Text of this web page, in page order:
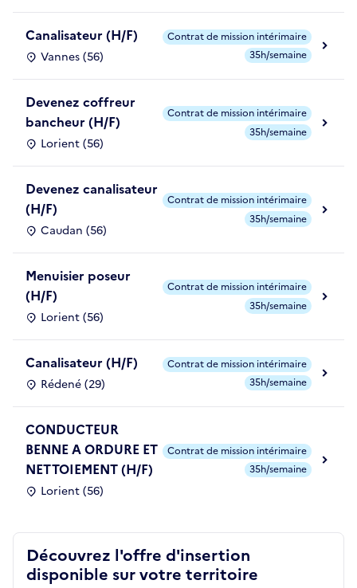
Canalisateur (H/F)
Vannes (56)
Contrat de mission intérimaire
35h/semaine
Devenez coffreur
bancheur (H/F)
Lorient (56)
Contrat de mission intérimaire
35h/semaine
Devenez canalisateur
(H/F)
Caudan (56)
Contrat de mission intérimaire
35h/semaine
Menuisier poseur
(H/F)
Lorient (56)
Contrat de mission intérimaire
35h/semaine
Canalisateur (H/F)
Rédené (29)
Contrat de mission intérimaire
35h/semaine
CONDUCTEUR
BENNE A ORDURE ET
NETTOIEMENT (H/F)
Lorient (56)
Contrat de mission intérimaire
35h/semaine
Découvrez l'offre d'insertion
disponible sur votre territoire